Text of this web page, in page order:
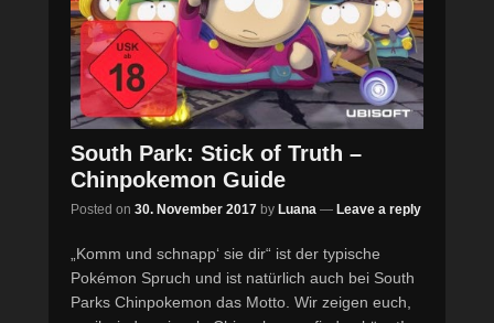
South Park: Stick of Truth –
Chinpokemon Guide
Posted on 30. November 2017 by Luana — Leave a reply
„Komm und schnapp‘ sie dir“ ist der typische
Pokémon Spruch und ist natürlich auch bei South
Parks Chinpokemon das Motto. Wir zeigen euch,